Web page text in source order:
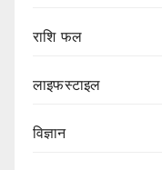
राशि फल
लाइफस्टाइल
विज्ञान